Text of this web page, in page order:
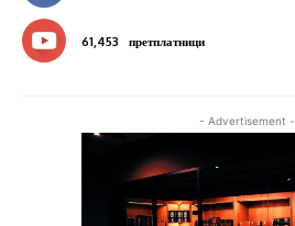
61,453 претплатници
- Advertisement -